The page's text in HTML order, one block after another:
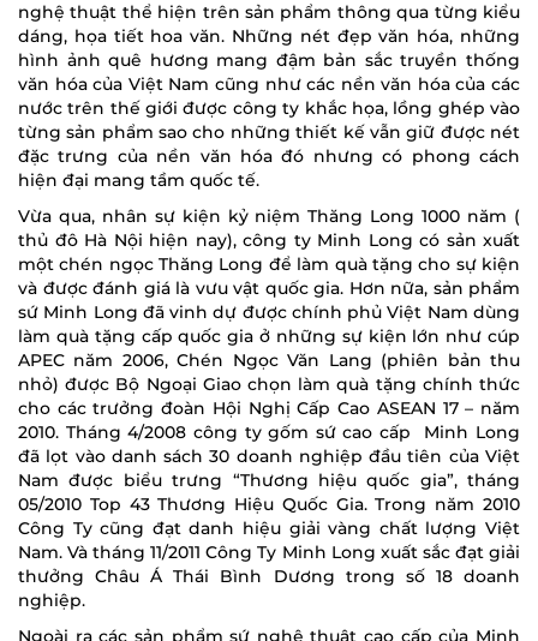
nghệ thuật thể hiện trên sản phẩm thông qua từng kiểu
dáng, họa tiết hoa văn. Những nét đẹp văn hóa, những
hình ảnh quê hương mang đậm bản sắc truyền thống
văn hóa của Việt Nam cũng như các nền văn hóa của các
nước trên thế giới được công ty khắc họa, lồng ghép vào
từng sản phẩm sao cho những thiết kế vẫn giữ được nét
đặc trưng của nền văn hóa đó nhưng có phong cách
hiện đại mang tầm quốc tế.
Vừa qua, nhân sự kiện kỷ niệm Thăng Long 1000 năm (
thủ đô Hà Nội hiện nay), công ty Minh Long có sản xuất
một chén ngọc Thăng Long để làm quà tặng cho sự kiện
và được đánh giá là vưu vật quốc gia. Hơn nữa, sản phẩm
sứ Minh Long đã vinh dự được chính phủ Việt Nam dùng
làm quà tặng cấp quốc gia ở những sự kiện lớn như cúp
APEC năm 2006, Chén Ngọc Văn Lang (phiên bản thu
nhỏ) được Bộ Ngoại Giao chọn làm quà tặng chính thức
cho các trưởng đoàn Hội Nghị Cấp Cao ASEAN 17 – năm
2010. Tháng 4/2008 công ty gốm sứ cao cấp Minh Long
đã lọt vào danh sách 30 doanh nghiệp đầu tiên của Việt
Nam được biểu trưng “Thương hiệu quốc gia”, tháng
05/2010 Top 43 Thương Hiệu Quốc Gia. Trong năm 2010
Công Ty cũng đạt danh hiệu giải vàng chất lượng Việt
Nam. Và tháng 11/2011 Công Ty Minh Long xuất sắc đạt giải
thưởng Châu Á Thái Bình Dương trong số 18 doanh
nghiệp.
Ngoài ra các sản phẩm sứ nghệ thuật cao cấp của Minh